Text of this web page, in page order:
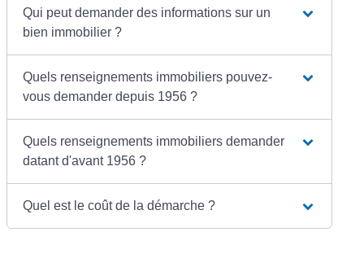
Qui peut demander des informations sur un
bien immobilier ?
Quels renseignements immobiliers pouvez-
vous demander depuis 1956 ?
Quels renseignements immobiliers demander
datant d'avant 1956 ?
Quel est le coût de la démarche ?